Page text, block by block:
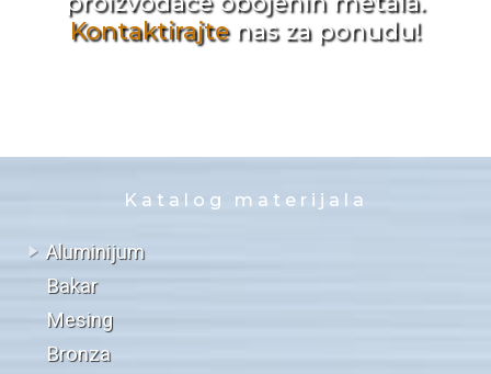
Kontaktirajtenas za ponudu!
Katalog materijala
Aluminijum
Bakar
Mesing
Bronza